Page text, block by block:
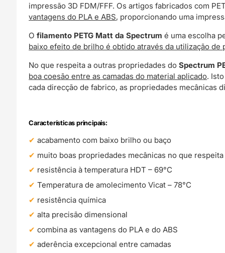
impressão 3D FDM/FFF. Os artigos fabricados com
vantagens do PLA e ABS, proporcionando uma
O filamento PETG Matt da Spectrum é uma escolha
baixo efeito de brilho é obtido através da utilização
No que respeita a outras propriedades doSpectrum
boa coesão entre as camadas do material aplicado.
cada direcção de fabrico, as propriedades mecânicas
Características principais:
acabamento com baixo brilho ou baço
muito boas propriedades mecânicas no que
resistência à temperatura HDT – 69°C
Temperatura de amolecimento Vicat – 78°C
resistência química
alta precisão dimensional
combina as vantagens do PLA e do ABS
aderência excepcional entre camadas